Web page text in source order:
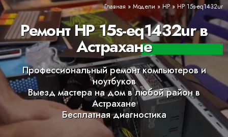
Главная » Модели »HP» HP 15s-eq1432ur
Ремонт HP 15s-eq1432ur в
Астрахане
Профессиональный ремонт компьютеров и
ноутбуков
Выезд мастера на дом в любой район в
Астрахане
Бесплатная диагностика